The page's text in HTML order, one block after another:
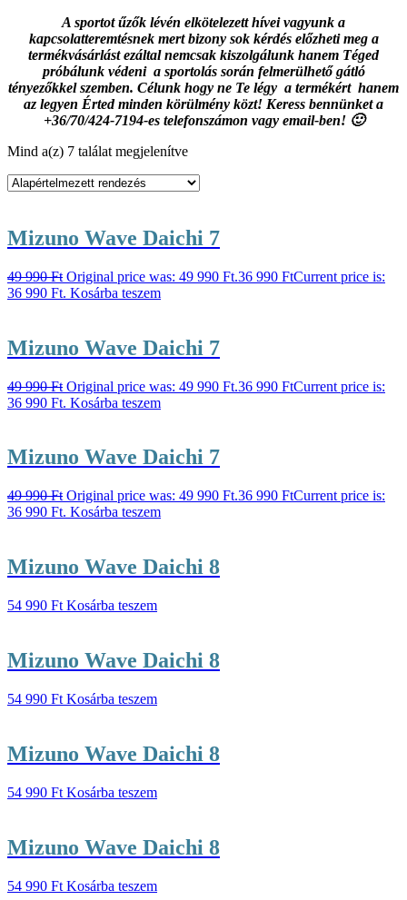
A sportot űzők lévén elkötelezett hívei vagyunk a
kapcsolatteremtésnek mert bizony sok kérdés előzheti meg a
termékvásárlást ezáltal nemcsak kiszolgálunk hanem Téged
próbálunk védeni a sportolás során felmerülhető gátló
tényezőkkel szemben. Célunk hogy ne Te légy a termékért hanem
az legyen Érted minden körülmény közt! Keress bennünket a
+36/70/424-7194-es telefonszámon vagy email-ben! 🙂
Mind a(z) 7 találat megjelenítve
Mizuno Wave Daichi 7
49 990Ft Original price was: 49 990 Ft.36 990 FtCurrent price is:
36 990 Ft. Kosárba teszem
Mizuno Wave Daichi 7
49 990Ft Original price was: 49 990 Ft.36 990 FtCurrent price is:
36 990 Ft. Kosárba teszem
Mizuno Wave Daichi 7
49 990Ft Original price was: 49 990 Ft.36 990 FtCurrent price is:
36 990 Ft. Kosárba teszem
Mizuno Wave Daichi 8
54 990 Ft Kosárba teszem
Mizuno Wave Daichi 8
54 990 Ft Kosárba teszem
Mizuno Wave Daichi 8
54 990 Ft Kosárba teszem
Mizuno Wave Daichi 8
54 990 Ft Kosárba teszem